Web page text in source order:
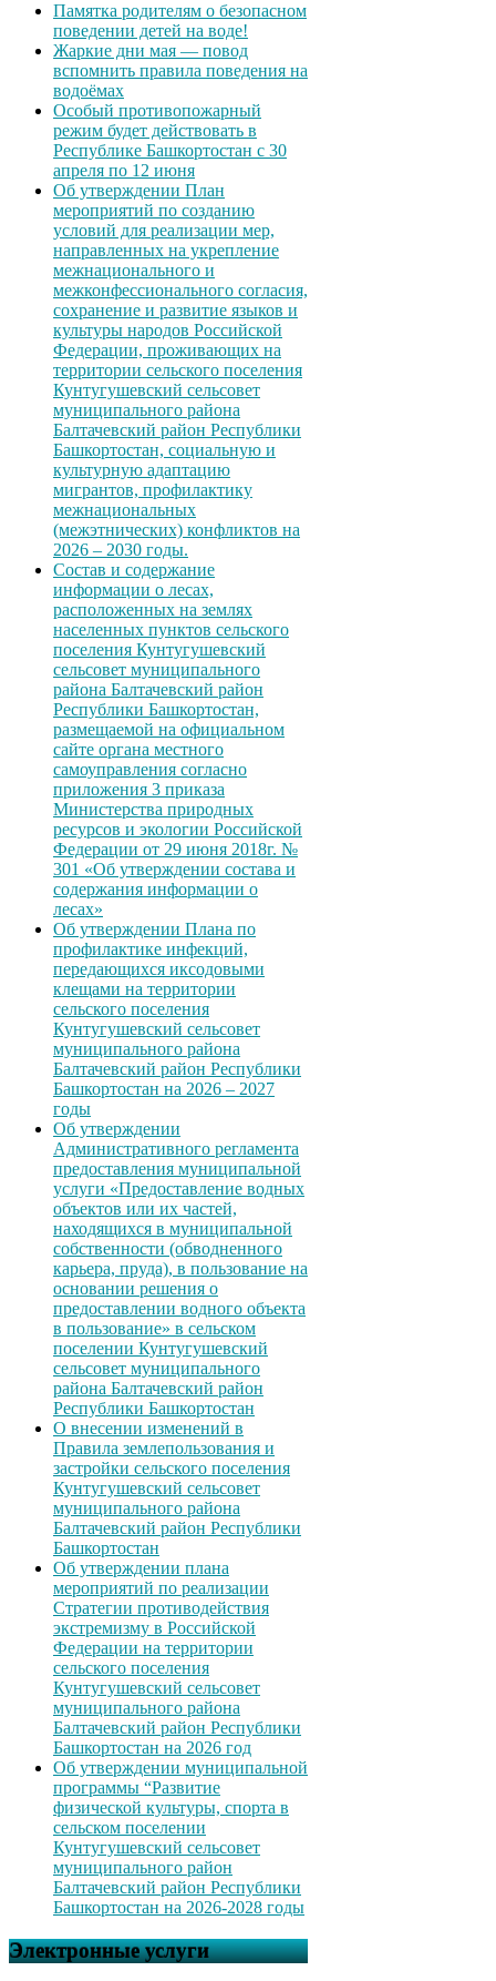
Памятка родителям о безопасном
поведении детей на воде!
Жаркие дни мая — повод
вспомнить правила поведения на
водоёмах
Особый противопожарный
режим будет действовать в
Республике Башкортостан с 30
апреля по 12 июня
Об утверждении План
мероприятий по созданию
условий для реализации мер,
направленных на укрепление
межнационального и
межконфессионального согласия,
сохранение и развитие языков и
культуры народов Российской
Федерации, проживающих на
территории сельского поселения
Кунтугушевский сельсовет
муниципального района
Балтачевский район Республики
Башкортостан, социальную и
культурную адаптацию
мигрантов, профилактику
межнациональных
(межэтнических) конфликтов на
2026 – 2030 годы.
Состав и содержание
информации о лесах,
расположенных на землях
населенных пунктов сельского
поселения Кунтугушевский
сельсовет муниципального
района Балтачевский район
Республики Башкортостан,
размещаемой на официальном
сайте органа местного
самоуправления согласно
приложения 3 приказа
Министерства природных
ресурсов и экологии Российской
Федерации от 29 июня 2018г. №
301 «Об утверждении состава и
содержания информации о
лесах»
Об утверждении Плана по
профилактике инфекций,
передающихся иксодовыми
клещами на территории
сельского поселения
Кунтугушевский сельсовет
муниципального района
Балтачевский район Республики
Башкортостан на 2026 – 2027
годы
Об утверждении
Административного регламента
предоставления муниципальной
услуги «Предоставление водных
объектов или их частей,
находящихся в муниципальной
собственности (обводненного
карьера, пруда), в пользование на
основании решения о
предоставлении водного объекта
в пользование» в сельском
поселении Кунтугушевский
сельсовет муниципального
района Балтачевский район
Республики Башкортостан
О внесении изменений в
Правила землепользования и
застройки сельского поселения
Кунтугушевский сельсовет
муниципального района
Балтачевский район Республики
Башкортостан
Об утверждении плана
мероприятий по реализации
Стратегии противодействия
экстремизму в Российской
Федерации на территории
сельского поселения
Кунтугушевский сельсовет
муниципального района
Балтачевский район Республики
Башкортостан на 2026 год
Об утверждении муниципальной
программы “Развитие
физической культуры, спорта в
сельском поселении
Кунтугушевский сельсовет
муниципального район
Балтачевский район Республики
Башкортостан на 2026-2028 годы
Электронные услуги